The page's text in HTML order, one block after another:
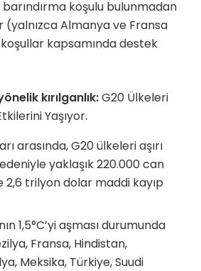
koşulu bulunmadan
(yalnızca Almanya ve Fransa
kapsamında destek
kırılganlık:G20 Ülkeleri
Yaşıyor.
arasında, G20 ülkeleri aşırı
yaklaşık 220.000 can
2,6 trilyon dolar maddi kayıp
1,5°C’yi aşması durumunda
Fransa, Hindistan,
Meksika, Türkiye, Suudi